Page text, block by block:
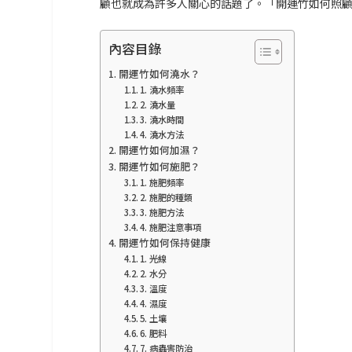
顧也就成為許多人關心的話題了。「開運竹如何照
內容目錄
開運竹如何澆水？
1. 澆水頻率
2. 澆水量
3. 澆水時間
4. 澆水方法
開運竹如何加濕？
開運竹如何施肥？
1. 施肥頻率
2. 施肥的種類
3. 施肥方法
4. 施肥注意事項
開運竹如何保持健康
1. 光線
2. 水分
3. 溫度
4. 濕度
5. 土壤
6. 肥料
7. 病蟲害防治